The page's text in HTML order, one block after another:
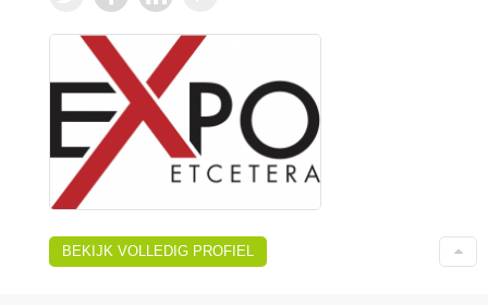
BEKIJK VOLLEDIG PROFIEL